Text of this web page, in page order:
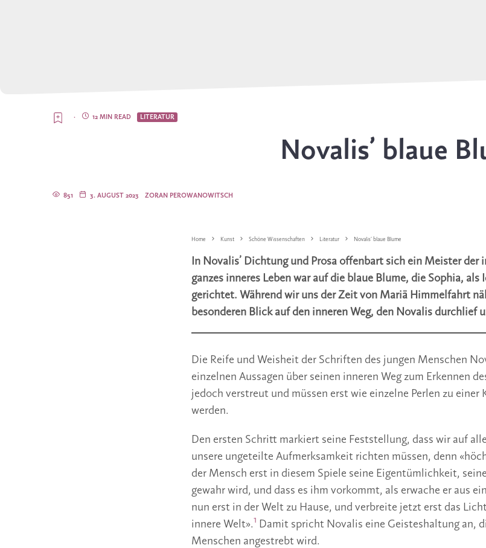
LITERATUR
12 MIN READ
·
Novalis’ blaue
ZORAN PEROWANOWITSCH
3. AUGUST 2023
851
Home Kunst Schöne Wissenschaften Literatur Novalis’ blaue Blume
In Novalis’ Dichtung und Prosa offenbart sich ein Meister der
ganzes inneres Leben war auf die blaue Blume, die Sophia,
gerichtet. Während wir uns der Zeit von Mariä Himmelfahrt
besonderen Blick auf den inneren Weg, den Novalis durchlief
Die Reife und Weisheit der Schriften des jungen Menschen
einzelnen Aussagen über seinen inneren Weg zum Erkennen
jedoch verstreut und müssen erst wie einzelne Perlen zu einer
werden.
Den ersten Schritt markiert seine Feststellung, dass wir auf
unsere ungeteilte Aufmerksamkeit richten müssen, denn
der Mensch erst in diesem Spiele seine Eigentümlichkeit,
gewahr wird, und dass es ihm vorkommt, als erwache er aus
nun erst in der Welt zu Hause, und verbreite jetzt erst das
innere Welt».1 Damit spricht Novalis eine Geisteshaltung an,
Menschen angestrebt wird.